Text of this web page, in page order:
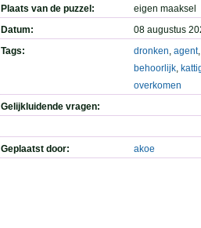
Plaats van de puzzel:
eigen maaksel
Datum:
08 augustus
Tags:
dronken, agent
behoorlijk,
overkomen
Gelijkluidende vragen:
Geplaatst door: akoe